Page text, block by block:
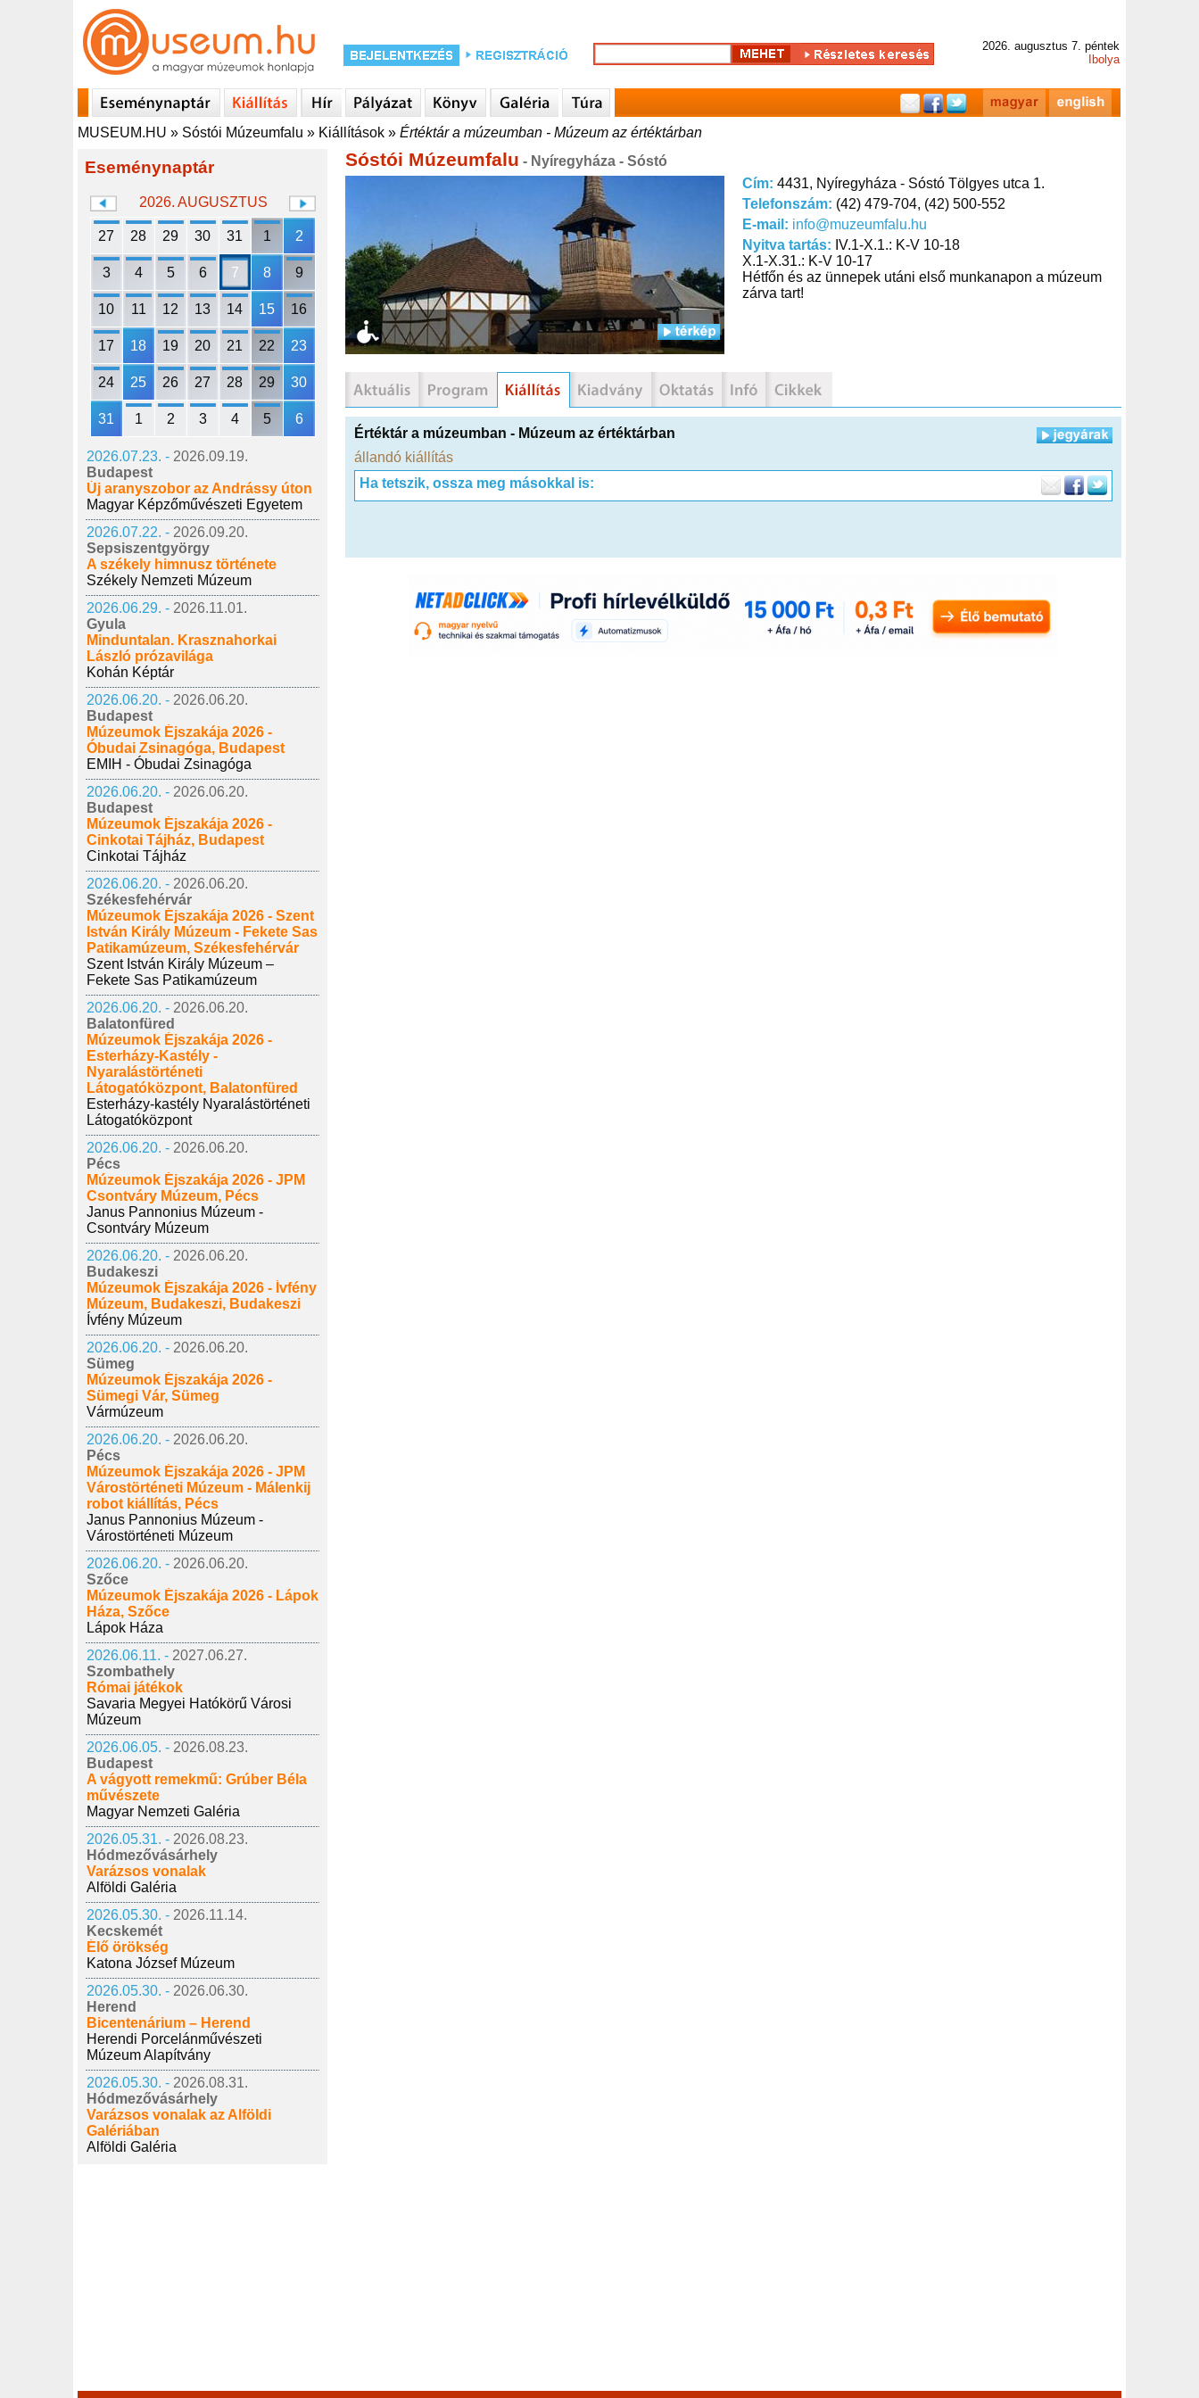
2026. augusztus 7. péntek
Ibolya
MUSEUM.HU » Sóstói Múzeumfalu » Kiállítások » Értéktár a múzeumban - Múzeum az értéktárban
Eseménynaptár
2026. AUGUSZTUS
27 28 29 30 31 1 2
3 4 5 6 7 8 9
10 11 12 13 14 15 16
17 18 19 20 21 22 23
24 25 26 27 28 29 30
31 1 2 3 4 5 6
2026.07.23. - 2026.09.19.
Budapest
Új aranyszobor az Andrássy úton
Magyar Képzőművészeti Egyetem
2026.07.22. - 2026.09.20.
Sepsiszentgyörgy
A székely himnusz története
Székely Nemzeti Múzeum
2026.06.29. - 2026.11.01.
Gyula
Minduntalan. Krasznahorkai
László prózavilága
Kohán Képtár
2026.06.20. - 2026.06.20.
Budapest
Múzeumok Éjszakája 2026 -
Óbudai Zsinagóga, Budapest
EMIH - Óbudai Zsinagóga
2026.06.20. - 2026.06.20.
Budapest
Múzeumok Éjszakája 2026 -
Cinkotai Tájház, Budapest
Cinkotai Tájház
2026.06.20. - 2026.06.20.
Székesfehérvár
Múzeumok Éjszakája 2026 - Szent
István Király Múzeum - Fekete Sas
Patikamúzeum, Székesfehérvár
Szent István Király Múzeum –
Fekete Sas Patikamúzeum
2026.06.20. - 2026.06.20.
Balatonfüred
Múzeumok Éjszakája 2026 -
Esterházy-Kastély -
Nyaralástörténeti
Látogatóközpont, Balatonfüred
Esterházy-kastély Nyaralástörténeti
Látogatóközpont
2026.06.20. - 2026.06.20.
Pécs
Múzeumok Éjszakája 2026 - JPM
Csontváry Múzeum, Pécs
Janus Pannonius Múzeum -
Csontváry Múzeum
2026.06.20. - 2026.06.20.
Budakeszi
Múzeumok Éjszakája 2026 - Ívfény
Múzeum, Budakeszi, Budakeszi
Ívfény Múzeum
2026.06.20. - 2026.06.20.
Sümeg
Múzeumok Éjszakája 2026 -
Sümegi Vár, Sümeg
Vármúzeum
2026.06.20. - 2026.06.20.
Pécs
Múzeumok Éjszakája 2026 - JPM
Várostörténeti Múzeum - Málenkij
robot kiállítás, Pécs
Janus Pannonius Múzeum -
Várostörténeti Múzeum
2026.06.20. - 2026.06.20.
Szőce
Múzeumok Éjszakája 2026 - Lápok
Háza, Szőce
Lápok Háza
2026.06.11. - 2027.06.27.
Szombathely
Római játékok
Savaria Megyei Hatókörű Városi
Múzeum
2026.06.05. - 2026.08.23.
Budapest
A vágyott remekmű: Grúber Béla
művészete
Magyar Nemzeti Galéria
2026.05.31. - 2026.08.23.
Hódmezővásárhely
Varázsos vonalak
Alföldi Galéria
2026.05.30. - 2026.11.14.
Kecskemét
Élő örökség
Katona József Múzeum
2026.05.30. - 2026.06.30.
Herend
Bicentenárium – Herend
Herendi Porcelánművészeti
Múzeum Alapítvány
2026.05.30. - 2026.08.31.
Hódmezővásárhely
Varázsos vonalak az Alföldi
Galériában
Alföldi Galéria
Sóstói Múzeumfalu - Nyíregyháza - Sóstó
Cím: 4431, Nyíregyháza - Sóstó Tölgyes utca 1.
Telefonszám: (42) 479-704, (42) 500-552
E-mail: info@muzeumfalu.hu
Nyitva tartás: IV.1-X.1.: K-V 10-18
X.1-X.31.: K-V 10-17
Hétfőn és az ünnepek utáni első munkanapon a múzeum
zárva tart!
Értéktár a múzeumban - Múzeum az értéktárban
állandó kiállítás
Ha tetszik, ossza meg másokkal is: